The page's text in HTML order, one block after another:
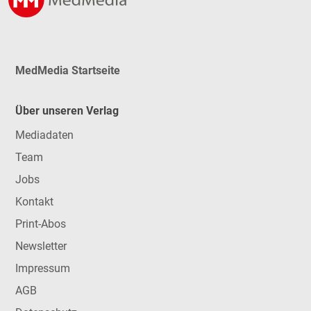
MedMedia Startseite
Über unseren Verlag
Mediadaten
Team
Jobs
Kontakt
Print-Abos
Newsletter
Impressum
AGB